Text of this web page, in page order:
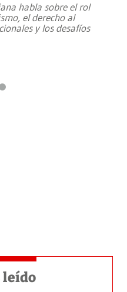
habla sobre el rol
el derecho al
y los desafíos
leído